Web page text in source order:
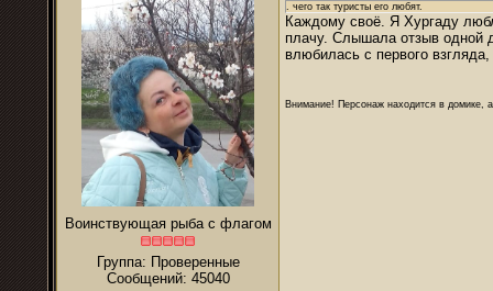
Воинствующая рыба с флагом
Группа: Проверенные
Сообщений: 45040
. чего так туристы его любят.
Каждому своё. Я Хургаду
плачу. Слышала отзыв одной
влюбилась с первого
Внимание! Персонаж находится в домике,